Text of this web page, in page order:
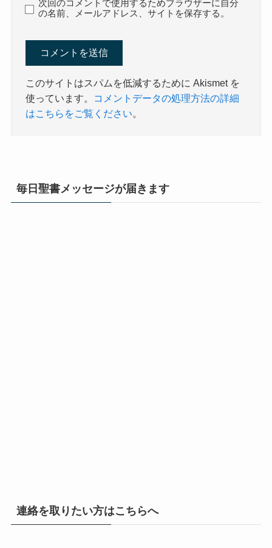
次回のコメントで使用するためブラウザーに自分
の名前、メールアドレス、サイトを保存する。
このサイトはスパムを低減するために Akismet を
使っています。
コメントデータの処理方法の詳細
はこちらをご覧ください。
毎日聖書メッセージが届きます
連絡を取りたい方はこちらへ